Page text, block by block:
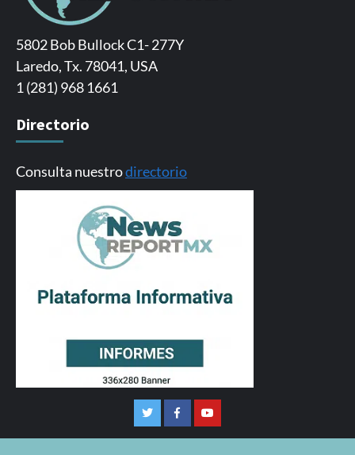
5802 Bob Bullock C1- 277Y
Laredo, Tx. 78041, USA
1 (281) 968 1661
Directorio
Consulta nuestrodirectorio
TwitterFacebookYoutube